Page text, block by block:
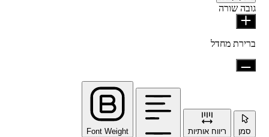
גובה שורה
ברירת מחדל
סמן ריווח אותיות Font Weight